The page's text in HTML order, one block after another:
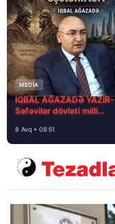
MEDİA
İQBAL AĞAZADƏ YAZIR-
Səfəvilər dövləti milli
8 Avq • 08:51